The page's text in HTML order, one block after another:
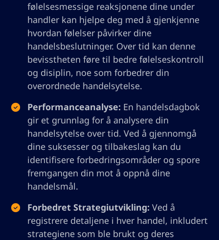
følelsesmessige reaksjonene dine under
handler kan hjelpe deg med å gjenkjenne
hvordan følelser påvirker dine
handelsbeslutninger. Over tid kan denne
bevisstheten føre til bedre følelseskontroll
og disiplin, noe som forbedrer din
overordnede handelsytelse.
Performanceanalyse: En handelsdagbok
gir et grunnlag for å analysere din
handelsytelse over tid. Ved å gjennomgå
dine suksesser og tilbakeslag kan du
identifisere forbedringsområder og spore
fremgangen din mot å oppnå dine
handelsmål.
Forbedret Strategiutvikling: Ved å
registrere detaljene i hver handel, inkludert
strategiene som ble brukt og deres